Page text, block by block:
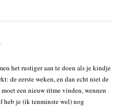
het rustiger aan te doen als je kindje
de eerste weken, en dan echt niet de
een nieuw ritme vinden, wennen
heb je (ik tenminste wel) nog